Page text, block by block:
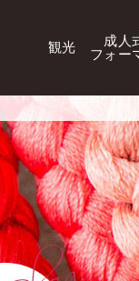
観光
成人
フォー